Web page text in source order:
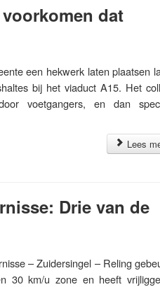
dat
een hekwerk laten plaatsen
bij het viaduct A15. Het
voetgangers, en dan
Lees
Drie van de
– Zuidersingel – Reling
30 km/u zone en heeft